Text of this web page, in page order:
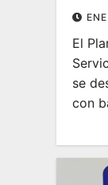
El
se
con